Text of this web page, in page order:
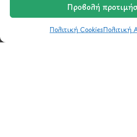
Προβολή
Πολιτική CookiesΠολιτική
Μάθετε
και τις
ΚαλάθιΣύγκριση
Ο Λογαριασμός μου